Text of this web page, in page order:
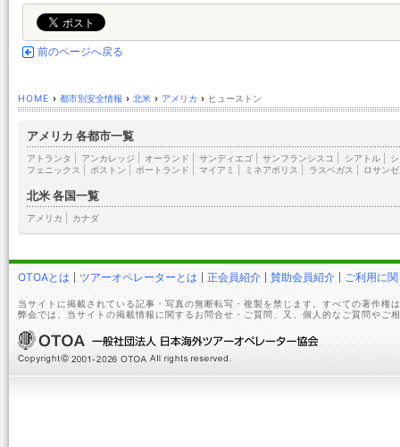
前のページへ戻る
HOME › 都市別安全情報 › 北米 › アメリカ › ヒューストン
アメリカ 各都市一覧
アトランタ アンカレッジ オーランド サンディエゴ サンフランシスコ シアトル|
フェニックス
ボストン ポートランド マイアミ ミネアポリス ラスベガス ロサン
北米 各国一覧
アメリカ カナダ
OTOAとは ツアーオペレーターとは 正会員紹介 賛助会員紹介 ご利用に
当サイトに掲載されている記事・写真の無断転写・複製を禁じます。すべての著作権
弊会では、当サイトの掲載情報に関するお問合せ・ご質問、又、個人的なご質問やご